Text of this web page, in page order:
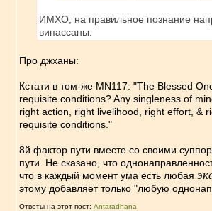
ИМХО, на правильное познание
випассаны.
Про джханы:
Кстати в том-же MN117: "The Blessed
requisite conditions? Any singleness of
right action, right livelihood, right effort, &
requisite conditions."
8й фактор пути вместе со своими
пути. Не сказано, что
что в каждый момент ума есть любая
этому добавляет только "любую
Ответы на этот пост: Antaradhana